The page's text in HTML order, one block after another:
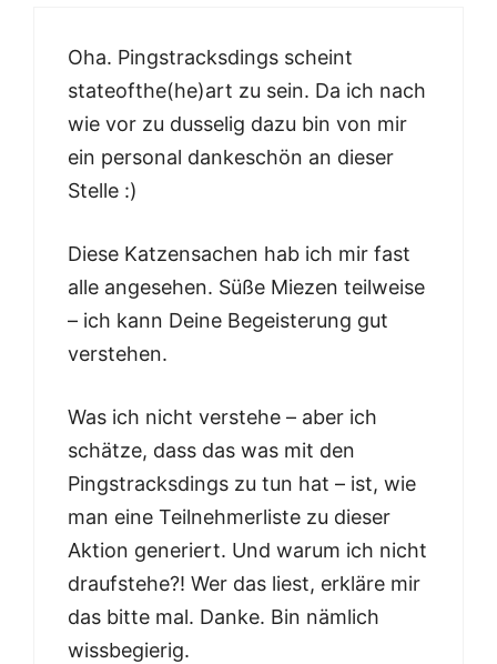
Oha. Pingstracksdings scheint
stateofthe(he)art zu sein. Da ich nach
wie vor zu dusselig dazu bin von mir
ein personal dankeschön an dieser
Stelle :)
Diese Katzensachen hab ich mir fast
alle angesehen. Süße Miezen teilweise
– ich kann Deine Begeisterung gut
verstehen.
Was ich nicht verstehe – aber ich
schätze, dass das was mit den
Pingstracksdings zu tun hat – ist, wie
man eine Teilnehmerliste zu dieser
Aktion generiert. Und warum ich nicht
draufstehe?! Wer das liest, erkläre mir
das bitte mal. Danke. Bin nämlich
wissbegierig.